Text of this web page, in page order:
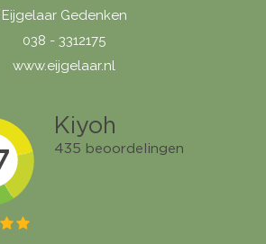
Eijgelaar Gedenken
038 - 3312175
www.eijgelaar.nl